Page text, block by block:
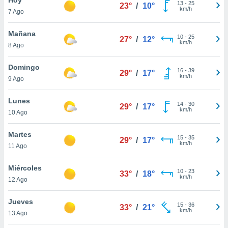
en
más
nuestra
de
cookies
aceptar
7 Ago
23° / 10° 13- 25
km/h
Mañana
8 Ago
27° / 12° 10- 25
km/h
Domingo
9 Ago
29° / 17° 16- 39
km/h
Lunes
10 Ago
29° / 17° 14- 30
km/h
Martes
11 Ago
29° / 17° 15- 35
km/h
Miércoles
12 Ago
33° / 18° 10- 23
km/h
Jueves
13 Ago
33° / 21° 15- 36
km/h